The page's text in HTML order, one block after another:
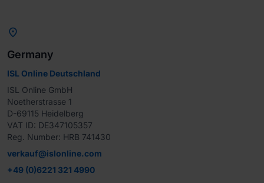

Germany
ISL Online Deutschland
ISL Online GmbH
Noetherstrasse 1
D-69115 Heidelberg
VAT ID: DE347105357
Reg. Number: HRB 741430
verkauf@islonline.com
+49 (0)6221 321 4990